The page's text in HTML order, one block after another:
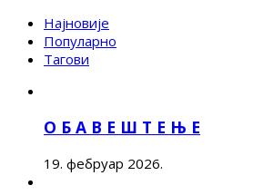
Најновије
Популарно
Тагови
О Б А В Е Ш Т Е Њ Е
19. фебруар 2026.